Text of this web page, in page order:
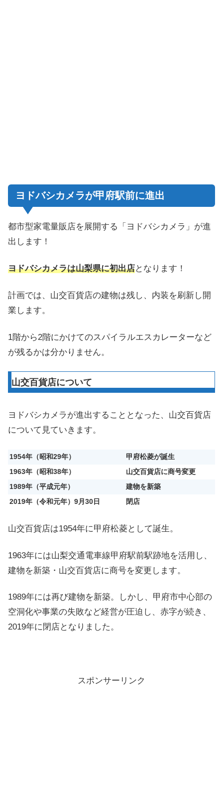
ヨドバシカメラが甲府駅前に進出
都市型家電量販店を展開する「ヨドバシカメラ」が進
出します！
ヨドバシカメラは山梨県に初出店となります！
計画では、山交百貨店の建物は残し、内装を刷新し開
業します。
1階から2階にかけてのスパイラルエスカレーターなど
が残るかは分かりません。
山交百貨店について
ヨドバシカメラが進出することとなった、山交百貨店
について見ていきます。
1954年（昭和29年）
甲府松菱が誕生
1963年（昭和38年）
山交百貨店に商号変更
1989年（平成元年）
建物を新築
2019年（令和元年）9月30日
閉店
山交百貨店は1954年に甲府松菱として誕生。
1963年には山梨交通電車線甲府駅前駅跡地を活用し、
建物を新築・山交百貨店に商号を変更します。
1989年には再び建物を新築。しかし、甲府市中心部の
空洞化や事業の失敗など経営が圧迫し、赤字が続き、
2019年に閉店となりました。
スポンサーリンク